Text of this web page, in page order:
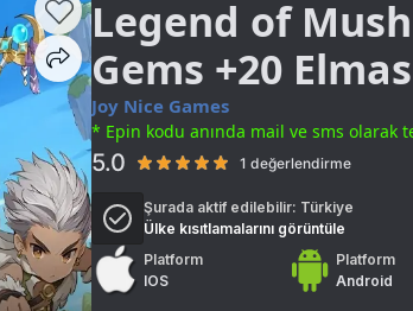
Legend of
Gems +20 Elmas
Joy Nice Games
* Epin kodu anında mail ve sms olarak
5.0 1 değerlendirme
Şurada aktif edilebilir: Türkiye
Ülke kısıtlamalarını görüntüle
Platform
IOS
Platform
Android